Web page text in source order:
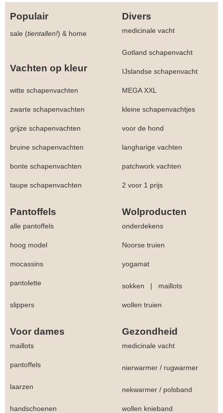
Populair Divers
sale (tientallen!) & home medicinale vacht
Gotland schapenvacht
Vachten op kleur IJslandse schapenvacht
witte schapenvachten MEGA XXL
zwarte schapenvachten kleine schapenvachtjes
grijze schapenvachten voor de hond
bruine schapenvachten langharige vachten
bonte schapenvachten patchwork vachten
taupe schapenvachten 2 voor 1 prijs
Pantoffels Wolproducten
alle pantoffels onderdekens
hoog model Noorse truien
mocassins yogamat
pantolette sokken | maillots
slippers wollen truien
Voor dames Gezondheid
maillots medicinale vacht
pantoffels nierwarmer / rugwarmer
laarzen nekwarmer / polsband
handschoenen wollen knieband